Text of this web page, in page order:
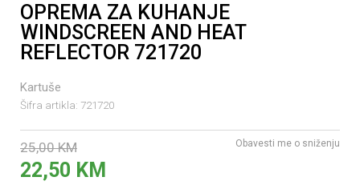
OPREMA ZA KUHANJE
WINDSCREEN AND HEAT
REFLECTOR 721720
Kartuše
Šifra artikla: 721720
25,00 KM
22,50 KM
Obavesti me o sniženju